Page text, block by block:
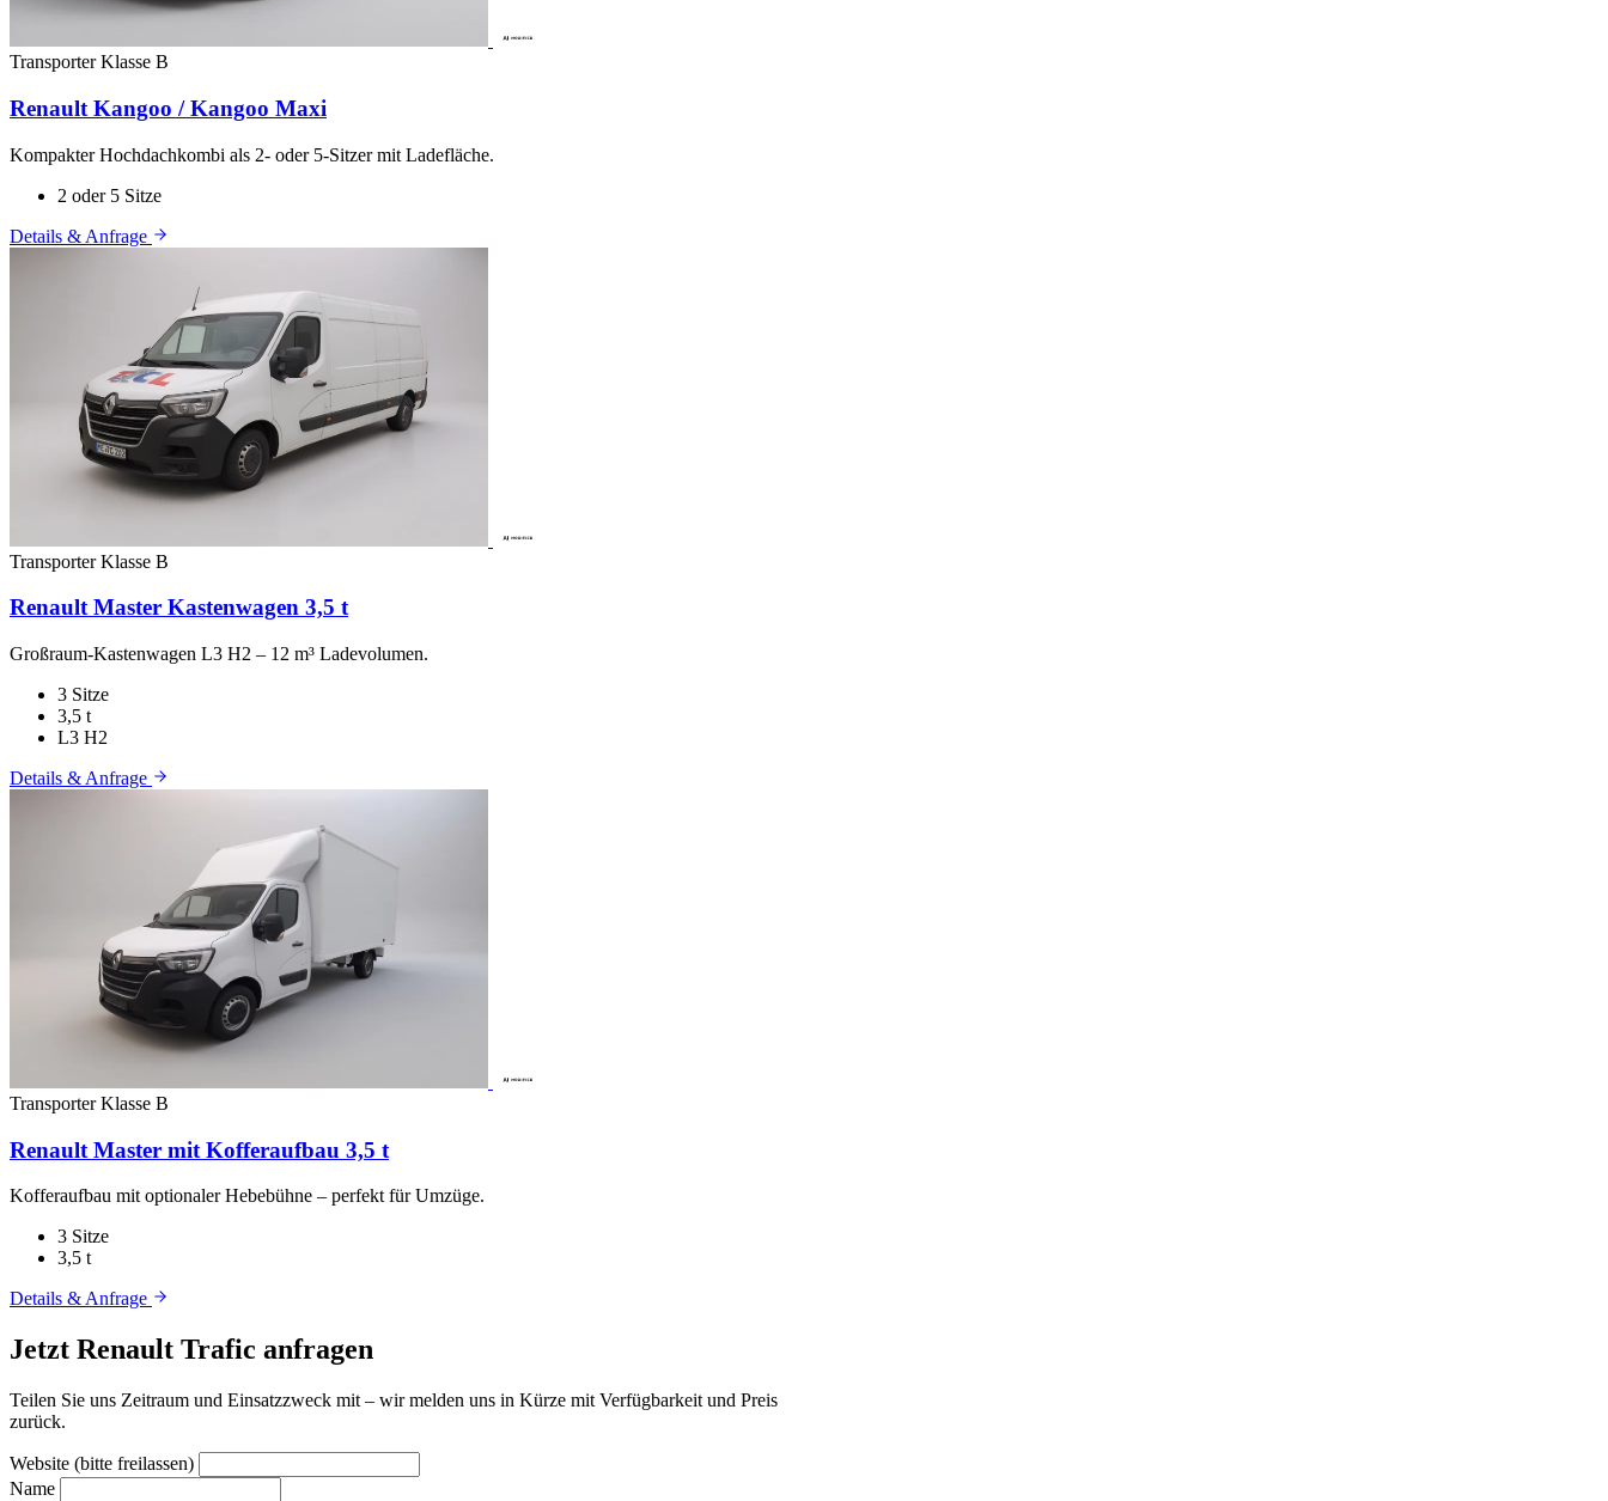
Transporter Klasse B
Renault Kangoo / Kangoo Maxi
Kompakter Hochdachkombi als 2- oder 5-Sitzer mit Ladefläche.
2 oder 5 Sitze
Details & Anfrage
Transporter Klasse B
Renault Master Kastenwagen 3,5 t
Großraum-Kastenwagen L3 H2 – 12 m³ Ladevolumen.
3 Sitze
3,5 t
L3 H2
Details & Anfrage
Transporter Klasse B
Renault Master mit Kofferaufbau 3,5 t
Kofferaufbau mit optionaler Hebebühne – perfekt für Umzüge.
3 Sitze
3,5 t
Details & Anfrage
Jetzt Renault Trafic anfragen
Teilen Sie uns Zeitraum und Einsatzzweck mit – wir melden uns in Kürze mit Verfügbarkeit und Preis
zurück.
Website (bitte freilassen)
Name